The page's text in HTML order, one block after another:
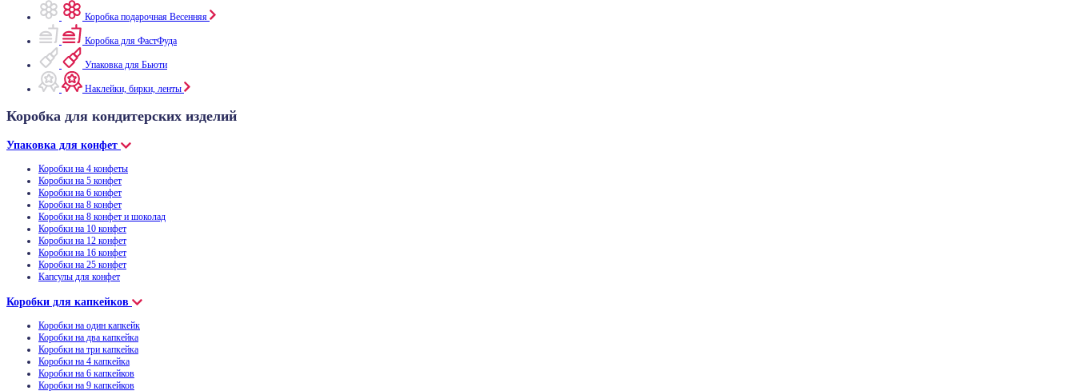
Коробка подарочная Весенняя
Коробка для ФастФуда
Упаковка для Бьюти
Наклейки, бирки, ленты
Коробка для кондитерских изделий
Упаковка для конфет
Коробки на 4 конфеты
Коробки на 5 конфет
Коробки на 6 конфет
Коробки на 8 конфет
Коробки на 8 конфет и шоколад
Коробки на 10 конфет
Коробки на 12 конфет
Коробки на 16 конфет
Коробки на 25 конфет
Капсулы для конфет
Коробки для капкейков
Коробки на один капкейк
Коробки на два капкейка
Коробки на три капкейка
Коробки на 4 капкейка
Коробки на 6 капкейков
Коробки на 9 капкейков